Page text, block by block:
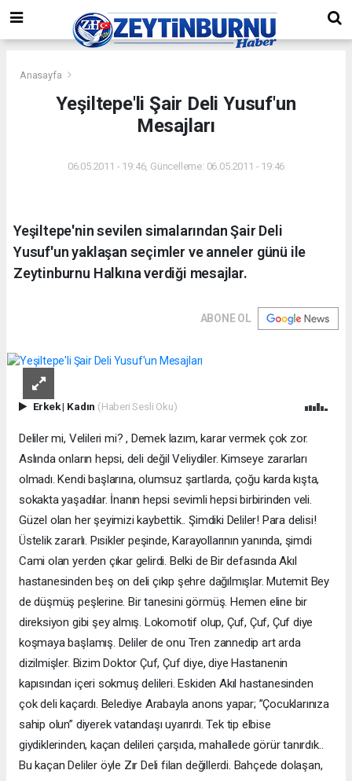
Anasayfa
Yeşiltepe'li Şair Deli Yusuf'un
Mesajları
06.05.2011 - 19:46, Güncelleme: 06.05.2011 - 19:46
Yeşiltepe'nin sevilen simalarından Şair Deli
Yusuf'un yaklaşan seçimler ve anneler günü ile
Zeytinburnu Halkına verdiği mesajlar.
ABONE OL
Erkek| Kadın (Haberi Sesli Oku)
Deliler mi, Velileri mi? , Demek lazım, karar vermek çok zor.
Aslında onların hepsi, deli değil Veliydiler. Kimseye zararları
olmadı. Kendi başlarına, olumsuz şartlarda, çoğu karda kışta,
sokakta yaşadılar. İnanın hepsi sevimli hepsi birbirinden veli.
Güzel olan her şeyimizi kaybettik.. Şimdiki Deliler! Para delisi!
Üstelik zararlı. Pısikler peşinde, Karayollarının yanında, şimdi
Cami olan yerden çıkar gelirdi. Belki de Bir defasında Akıl
hastanesinden beş on deli çıkıp şehre dağılmışlar. Mutemit Bey
de düşmüş peşlerine. Bir tanesini görmüş. Hemen eline bir
direksiyon gibi şey almış. Lokomotif olup, Çuf, Çuf, Çuf diye
koşmaya başlamış. Deliler de onu Tren zannedip art arda
dizilmişler. Bizim Doktor Çuf, Çuf diye, diye Hastanenin
kapısından içeri sokmuş delileri. Eskiden Akıl hastanesinden
çok deli kaçardı. Belediye Arabayla anons yapar; ”Çocuklarınıza
sahip olun” diyerek vatandaşı uyarırdı. Tek tip elbise
giydiklerinden, kaçan delileri çarşıda, mahallede görür tanırdık..
Bu kaçan Deliler öyle Zır Deli filan değillerdi. Bahçede dolaşan,